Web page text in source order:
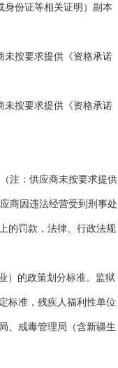
身份证等相关证明）副本
未按要求提供《资格承诺
未按要求提供《资格承诺
注：供应商未按要求提供
商因违法经营受到刑事处
的罚款，法律、行政法规
）的政策划分标准。监狱
标准，残疾人福利性单位
、戒毒管理局（含新疆生